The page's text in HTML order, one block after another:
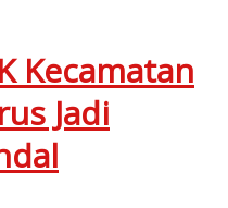
Kecamatan
Jadi